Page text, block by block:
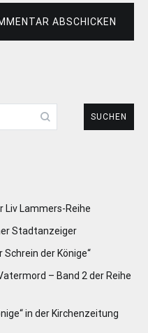
ABSCHICKEN
Lammers-Reihe
Stadtanzeiger
Schrein der Könige“
– Band 2 der Reihe
in der Kirchenzeitung